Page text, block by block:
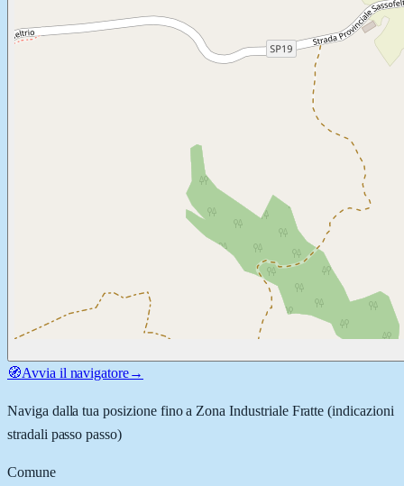
🧭Avvia il navigatore→
Naviga dalla tua posizione fino a Zona Industriale Fratte (indicazioni
stradali passo passo)
Comune